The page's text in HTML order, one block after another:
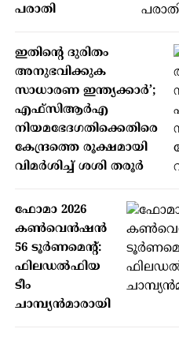
പരാതി
ഇതിന്റെ ദുരിതം
അനുഭവിക്കുക
സാധാരണ ഇന്ത്യക്കാര്‍’;
എഫ്‌സിആര്‍എ
നിയമഭേദഗതിക്കെതിരെ
കേന്ദ്രത്തെ രൂക്ഷമായി
വിമര്‍ശിച്ച് ശശി തരൂര്‍
ഫോമാ 2026
കണ്‍വെന്‍ഷന്‍
56 ടൂര്‍ണമെന്റ്:
ഫിലഡല്‍ഫിയ
ടീം
ചാമ്പ്യന്‍മാരായി